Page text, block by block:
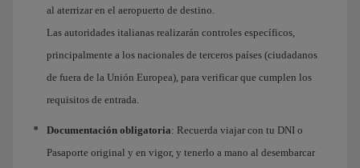
al aterrizar en el aeropuerto de destino.
Las autoridades italianas realizarán controles específicos,
principalmente a los nacionales de terceros países (ciudadanos
de fuera de la Unión Europea), para verificar que cumplen los
requisitos de entrada.
Documentación obligatoria: Recuerda viajar con tu DNI o
Pasaporte original y en vigor, y tenerlo a mano al desembarcar